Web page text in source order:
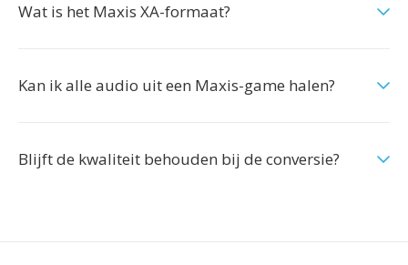
Wat is het Maxis XA-formaat?
Kan ik alle audio uit een Maxis-game halen?
Blijft de kwaliteit behouden bij de conversie?